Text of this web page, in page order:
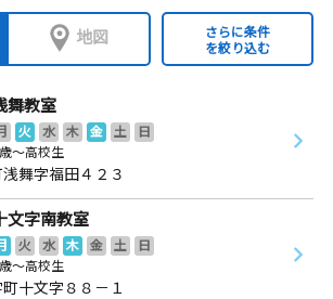
地図
さらに条件
を絞り込む
舞教室
火 水 木 金 土
日
～高校生
舞字福田４２３
文字南教室
火 水 木 金 土
日
～高校生
十文字８８－１